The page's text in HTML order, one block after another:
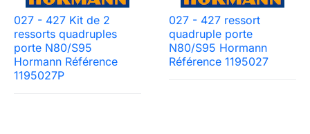
027 - 427 Kit de 2
ressorts quadruples
porte N80/S95
Hormann Référence
1195027P
027 - 427 ressort
quadruple porte
N80/S95 Hormann
Référence 1195027